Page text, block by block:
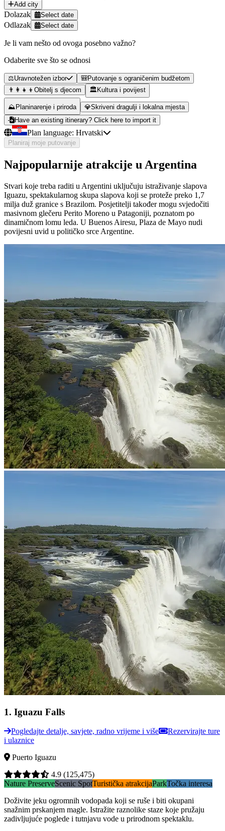
Add city
Dolazak Select date
Odlazak Select date
Je li vam nešto od ovoga posebno važno?
Odaberite sve što se odnosi
⚖️Uravnotežen izbor 🎒Putovanje s ograničenim budžetom
👨‍👩‍👧‍👦 Obitelj s djecom 🏛️ Kultura i povijest
⛰️ Planinarenje i priroda 💎Skriveni dragulji i lokalna mjesta
Have an existing itinerary? Click here to import it
Plan language: Hrvatski
Planiraj moje putovanje
Najpopularnije atrakcije u Argentina
Stvari koje treba raditi u Argentini uključuju istraživanje slapova
Iguazu, spektakularnog skupa slapova koji se proteže preko 1,7
milja duž granice s Brazilom. Posjetitelji također mogu svjedočiti
masivnom glečeru Perito Moreno u Patagoniji, poznatom po
dinamičnom lomu leda. U Buenos Airesu, Plaza de Mayo nudi
povijesni uvid u političko srce Argentine.
1. Iguazu Falls
Pogledajte detalje, savjete, radno vrijeme i više
Rezervirajte ture
i ulaznice
Puerto Iguazu
4.9 (125,475)
Nature PreserveScenic SpotTuristička atrakcijaParkTočka interesa
Doživite jeku ogromnih vodopada koji se ruše i biti okupani
snažnim prskanjem magle. Istražite raznolike staze koje pružaju
zadivljujuće poglede i tutnjavu vode u prirodnom spektaklu.